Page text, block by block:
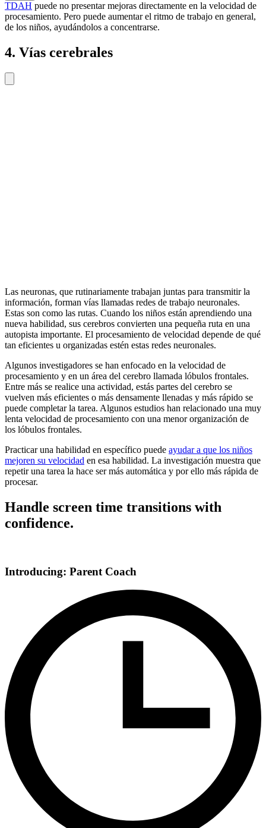
TDAH puede no presentar mejoras directamente en la velocidad de
procesamiento. Pero puede aumentar el ritmo de trabajo en general,
de los niños, ayudándolos a concentrarse.
4. Vías cerebrales
Las neuronas, que rutinariamente trabajan juntas para transmitir la
información, forman vías llamadas redes de trabajo neuronales.
Estas son como las rutas. Cuando los niños están aprendiendo una
nueva habilidad, sus cerebros convierten una pequeña ruta en una
autopista importante. El procesamiento de velocidad depende de qué
tan eficientes u organizadas estén estas redes neuronales.
Algunos investigadores se han enfocado en la velocidad de
procesamiento y en un área del cerebro llamada lóbulos frontales.
Entre más se realice una actividad, estás partes del cerebro se
vuelven más eficientes o más densamente llenadas y más rápido se
puede completar la tarea. Algunos estudios han relacionado una muy
lenta velocidad de procesamiento con una menor organización de
los lóbulos frontales.
Practicar una habilidad en específico puede ayudar a que los niños
mejoren su velocidad en esa habilidad. La investigación muestra que
repetir una tarea la hace ser más automática y por ello más rápida de
procesar.
Handle screen time transitions with
confidence.
Introducing: Parent Coach